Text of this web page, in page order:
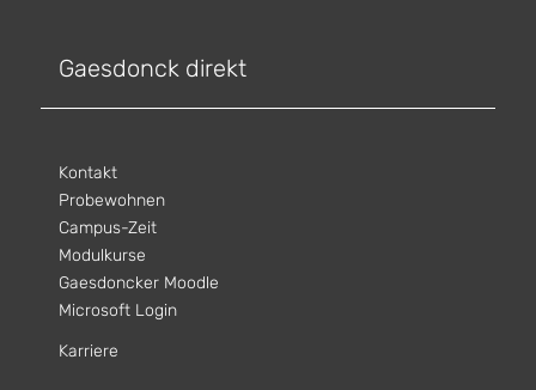
Gaesdonck direkt
Kontakt
Probewohnen
Campus-Zeit
Modulkurse
Gaesdoncker Moodle
Microsoft Login
Karriere